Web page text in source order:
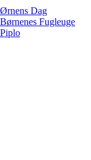
Ørnens Dag
Børnenes Fugleuge
Piplo